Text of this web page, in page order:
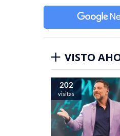
VISTO
202
visitas